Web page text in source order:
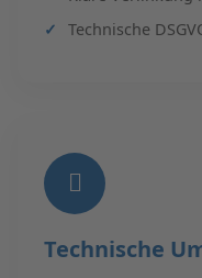
Technische
Technische